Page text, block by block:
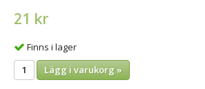
21 kr
Finns i lager
Lägg i varukorg »